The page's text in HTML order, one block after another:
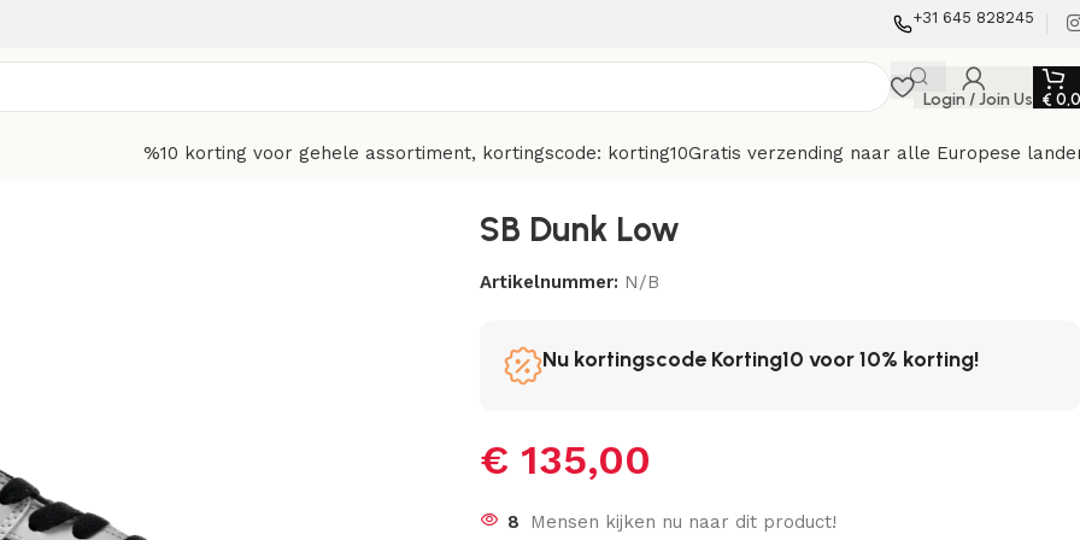
+31 645 828245
Login / Join Us €
%10 korting voor gehele assortiment, kortingscode: korting10Gratis verzending naar alle Europese
SB Dunk Low
Artikelnummer: N/B
Nu kortingscode Korting10 voor 10% korting!
€ 135,00
8 Mensen kijken nu naar dit product!